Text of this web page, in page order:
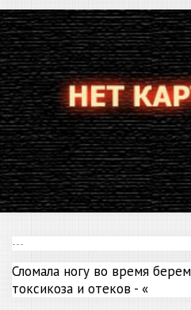
---
Сломала ногу во время
токсикоза и отеков - «